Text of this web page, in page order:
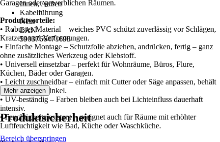
Innen, Außen
Kabelführung
Nein
EAN
5903766471693
Garagen oder gewerblichen Räumen.
Produktvorteile:
• Robustes Material – weiches PVC schützt zuverlässig vor Schlägen,
Kratzern und Verformungen.
• Einfache Montage – Schutzfolie abziehen, andrücken, fertig – ganz
ohne zusätzliches Werkzeug oder Klebstoff.
• Universell einsetzbar – perfekt für Wohnräume, Büros, Flure,
Küchen, Bäder oder Garagen.
• Leicht zuschneidbar – einfach mit Cutter oder Säge anpassen, behält
sauberen 90°-Winkel.
• UV-beständig – Farben bleiben auch bei Lichteinfluss dauerhaft
intensiv.
• Feuchtigkeitsresistent – geeignet auch für Räume mit erhöhter
Luftfeuchtigkeit wie Bad, Küche oder Waschküche.
Mehr anzeigen
Produktsicherheit
Bereich überspringen